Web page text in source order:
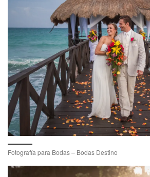
Fotografía para Bodas – Bodas Destino